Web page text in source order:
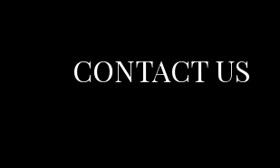
CONTACT US